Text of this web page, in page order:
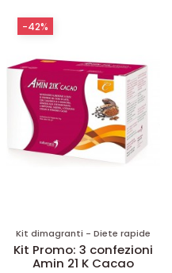
Kit dimagranti - Diete rapide
Kit Promo: 3 confezioni
Amin 21 K Cacao
-42%